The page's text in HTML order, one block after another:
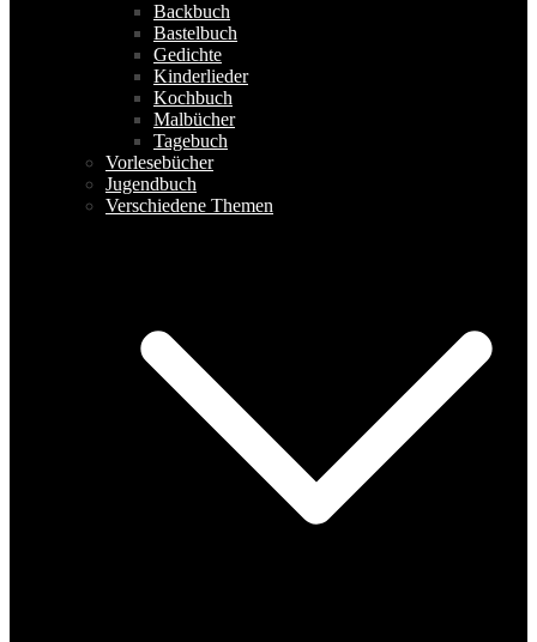
Backbuch
Bastelbuch
Gedichte
Kinderlieder
Kochbuch
Malbücher
Tagebuch
Vorlesebücher
Jugendbuch
Verschiedene Themen